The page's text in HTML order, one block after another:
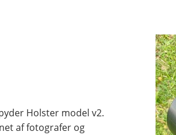
Holster model v2.
af fotografer og